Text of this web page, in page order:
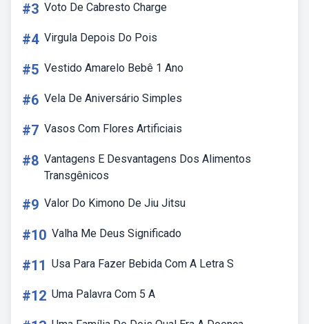
#3 Voto De Cabresto Charge
#4 Virgula Depois Do Pois
#5 Vestido Amarelo Bebê 1 Ano
#6 Vela De Aniversário Simples
#7 Vasos Com Flores Artificiais
#8 Vantagens E Desvantagens Dos Alimentos
Transgênicos
#9 Valor Do Kimono De Jiu Jitsu
#10 Valha Me Deus Significado
#11 Usa Para Fazer Bebida Com A Letra S
#12 Uma Palavra Com 5 A